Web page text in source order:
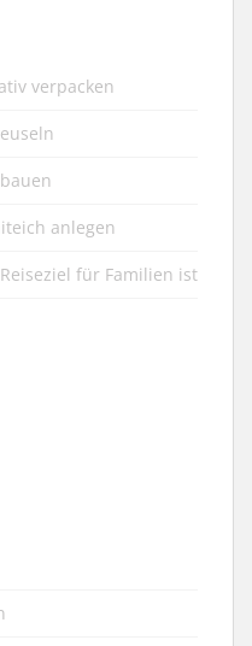
verpacken
anlegen
für Familien ist